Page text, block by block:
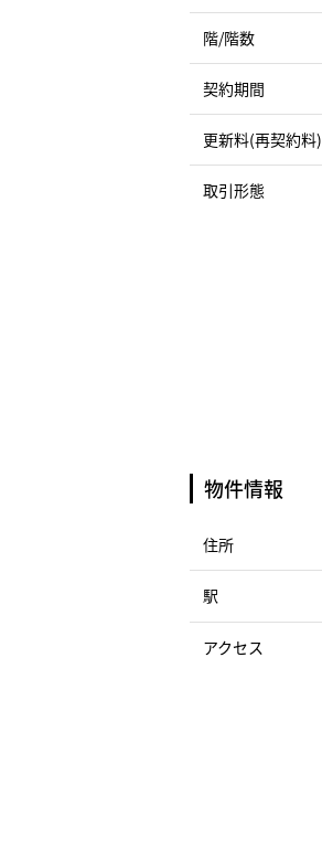
階/階数
契約期間
更新料(再契約料)
取引形態
物件情報
住所
駅
アクセス